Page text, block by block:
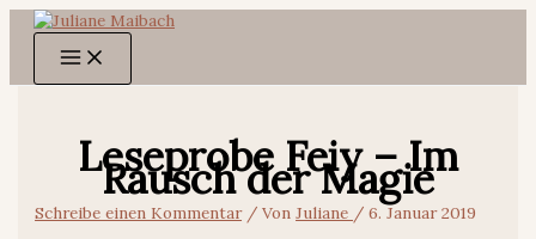
Zum
Inhalt
springen
Leseprobe Feiy – Im
Rausch der Magie
Schreibe einen Kommentar / VonJuliane /6. Januar 2019